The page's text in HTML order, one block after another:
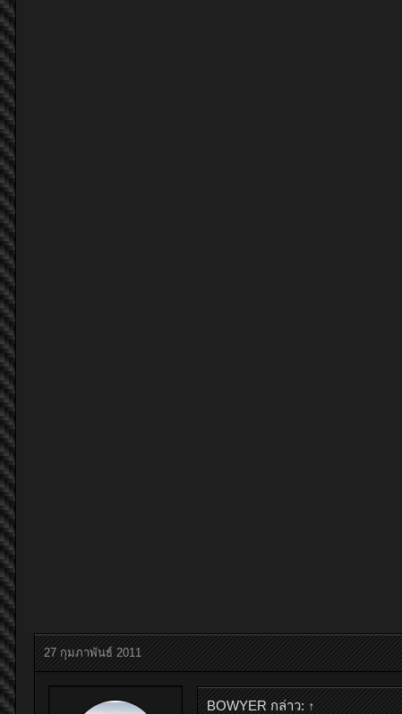
27 กุมภาพันธ์ 2011
BOWYER กล่าว: ↑